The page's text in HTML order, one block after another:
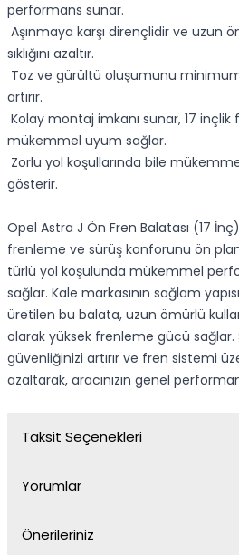
performans sunar.
Aşınmaya karşı dirençlidir ve uzun
sıklığını azaltır.
Toz ve gürültü oluşumunu
artırır.
Kolay montaj imkanı sunar, 17 inçlik
mükemmel uyum sağlar.
Zorlu yol koşullarında bile
gösterir.
Opel Astra J Ön Fren Balatası (17
frenleme ve sürüş konforunu ön
türlü yol koşulunda mükemmel
sağlar. Kale markasının sağlam
üretilen bu balata, uzun ömürlü
olarak yüksek frenleme gücü sağlar.
güvenliğinizi artırır ve fren sistemi
azaltarak, aracınızın genel
Taksit Seçenekleri
Yorumlar
Önerileriniz